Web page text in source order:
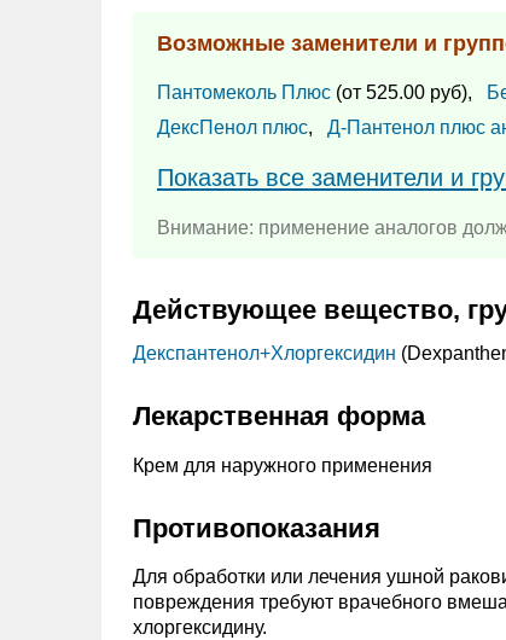
Возможные заменители и
Пантомеколь Плюс (от 525.00 руб),
ДексПенол плюс, Д-Пантенол плюс
Показать все заменители и
Внимание: применение аналогов
Действующее вещество,
Декспантенол+Хлоргексидин
Лекарственная форма
Крем для наружного применения
Противопоказания
Для обработки или лечения ушной
повреждения требуют врачебного
хлоргексидину.